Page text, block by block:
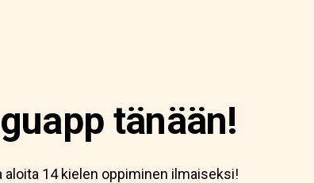
tänään!
14 kielen oppiminen ilmaiseksi!